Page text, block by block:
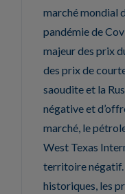
marché mondial
pandémie de
majeur des prix
des prix de
saoudite et la
négative et
marché, le
West Texas
territoire négatif.
historiques, les